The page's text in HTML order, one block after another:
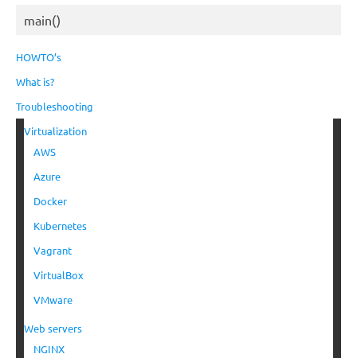
main()
HOWTO’s
What is?
Troubleshooting
Virtualization
AWS
Azure
Docker
Kubernetes
Vagrant
VirtualBox
VMware
Web servers
NGINX